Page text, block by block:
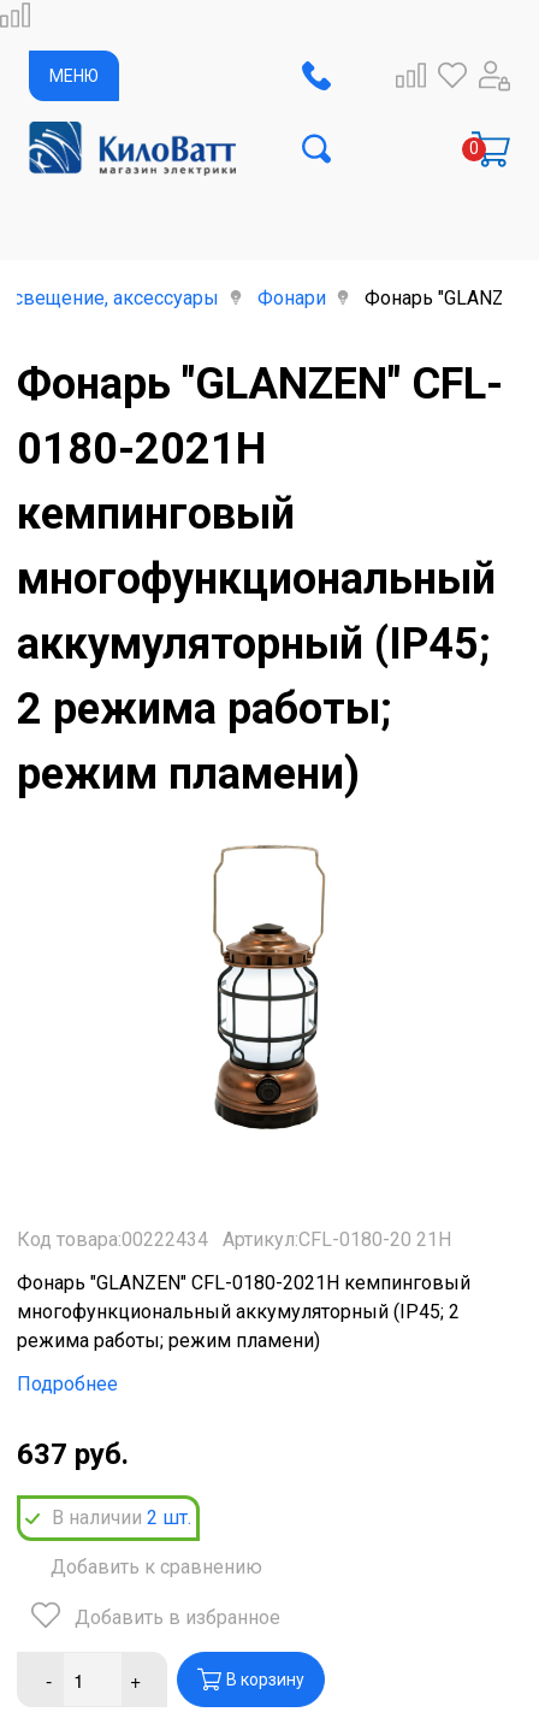
МЕНЮ
аксессуары Фонари Фонарь
Фонарь "GLANZEN" CFL-
0180-2021H
кемпинговый
многофункциональный
аккумуляторный (IP45;
2 режима работы;
режим пламени)
Код товара:00222434
Артикул:CFL-0180-20 21Н
Фонарь "GLANZEN" CFL-0180-2021H кемпинговый
многофункциональный аккумуляторный (IP45; 2
режима работы; режим пламени)
Подробнее
637 руб.
В наличии 2 шт.
Добавить к сравнению
Добавить в избранное
- + В корзину